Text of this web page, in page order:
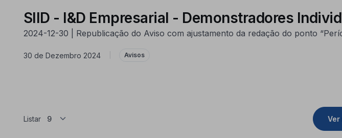
SIID - I&D Empresarial - Demonstradores
2024-12-30 | Republicação do Aviso com ajustamento da redação do ponto
30 de Dezembro 2024 Avisos
Listar Ver